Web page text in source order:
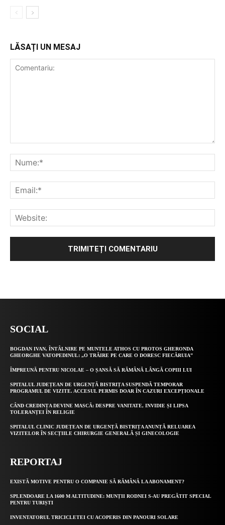
LĂSAȚI UN MESAJ
SOCIAL
BOGDAN IVAN, ÎNTÂLNIRE PE MUNTELE ATHOS CU PROTOS GHERONDA
GHEORGHE VATOPEDINUL: „O TRĂIRE PE CARE O DORESC FIECĂRUIA”
ÎMPREUNĂ PENTRU NICOLAE – O ȘANSĂ SĂ RĂMÂNĂ LÂNGĂ COPIII LUI
SPITALUL JUDEȚEAN DE URGENȚĂ BISTRIȚA SUSPENDĂ TEMPORAR
PROGRAMUL DE VIZITE. ACCESUL PERMIS DOAR ÎN CAZURI EXCEPȚIONALE
CÂND CREDINȚA DEVINE MASCĂ: DESPRE VANITATE, INVIDIE ȘI LIPSA
TOLERANȚEI ÎN RELIGIE
SPITALUL CLINIC JUDEȚEAN DE URGENȚĂ BISTRIȚA ANUNȚĂ RELUAREA
VIZITELOR ÎN SECȚIILE CHIRURGIE GENERALĂ ȘI GINECOLOGIE
REPORTAJ
EXISTĂ MOTIVE PENTRU O COMPANIE SĂ RĂMÂNĂ LA ABONAMENT?
SPLENDOARE LA 1600 M ALTITUDINE: MUNȚII RODNEI S-AU PREGĂTIT SPECIAL
PENTRU TURIȘTI
INVENTATORUL TRICICLETEI CU ACOPERIS DIN PANOURI SOLARE